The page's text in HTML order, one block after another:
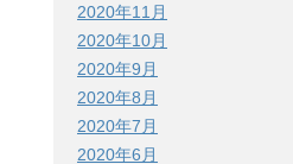
2020年11月
2020年10月
2020年9月
2020年8月
2020年7月
2020年6月